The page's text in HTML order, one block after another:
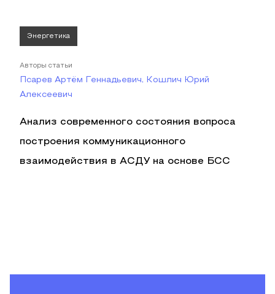
Энергетика
Авторы статьи
Псарев Артём Геннадьевич, Кошлич Юрий
Алексеевич
Анализ современного состояния вопроса
построения коммуникационного
взаимодействия в АСДУ на основе БСС